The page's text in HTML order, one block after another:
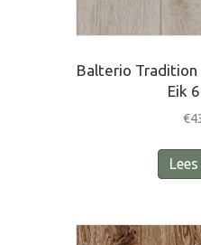
Balterio Tradition
Eik
€